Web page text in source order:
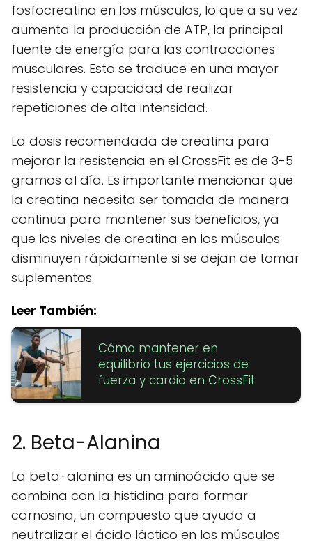
fosfocreatina en los músculos, lo que a su vez
aumenta la producción de ATP, la principal
fuente de energía para las contracciones
musculares. Esto se traduce en una mayor
resistencia y capacidad de realizar
repeticiones de alta intensidad.
La dosis recomendada de creatina para
mejorar la resistencia en el CrossFit es de 3-5
gramos al día. Es importante mencionar que
la creatina necesita ser tomada de manera
continua para mantener sus beneficios, ya
que los niveles de creatina en los músculos
disminuyen rápidamente si se dejan de tomar
suplementos.
Leer También:
Cómo mantener en
equilibrio tus ejercicios de
fuerza y cardio en CrossFit
2. Beta-Alanina
La beta-alanina es un aminoácido que se
combina con la histidina para formar
carnosina, un compuesto que ayuda a
neutralizar el ácido láctico en los músculos